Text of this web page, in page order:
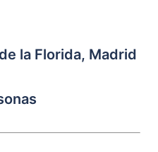
la Florida, Madrid